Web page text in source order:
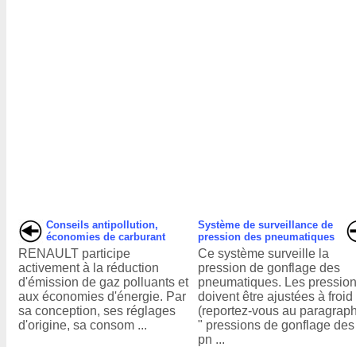
Conseils antipollution,
économies de carburant
RENAULT participe
activement à la réduction
d'émission de gaz polluants et
aux économies d'énergie. Par
sa conception, ses réglages
d'origine, sa consom ...
Système de surveillance de
pression des pneumatiques
Ce système surveille la
pression de gonflage des
pneumatiques. Les
doivent être ajustées à froid
(reportez-vous au
" pressions de gonflage des
pn ...